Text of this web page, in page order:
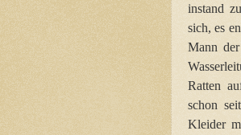
instand
sich, es
Mann
Ratten
schon
Kleider